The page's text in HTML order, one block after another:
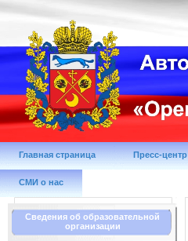
Главная страница Пресс-центр
СМИ о нас
Сведения об образовательной
организации